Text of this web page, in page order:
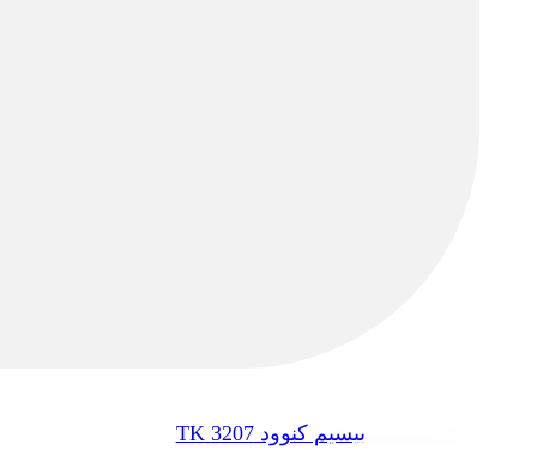
بیسیم کنوود 3207 TK